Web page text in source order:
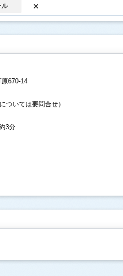
ル ×
670-14
ついては要問合せ）
3分